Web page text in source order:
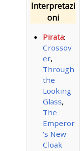
Interpretazi
oni
Pirata:
Crossov
er,
Through
the
Looking
Glass,
The
Emperor
's New
Cloak